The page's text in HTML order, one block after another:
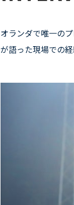
オランダで唯一の
が語った現場での